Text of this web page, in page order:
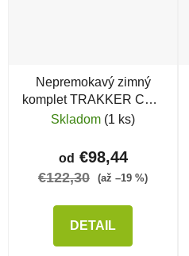
Nepremokavý zimný
komplet TRAKKER CR 2
Winter Suit
Skladom (1 ks)
od €98,44
€122,30 (až –19 %)
DETAIL